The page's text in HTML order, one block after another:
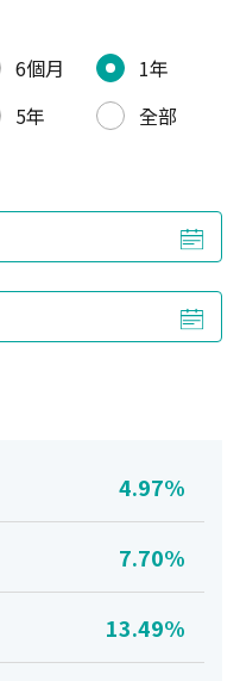
6個月
1年
5年
全部
4.97%
7.70%
13.49%